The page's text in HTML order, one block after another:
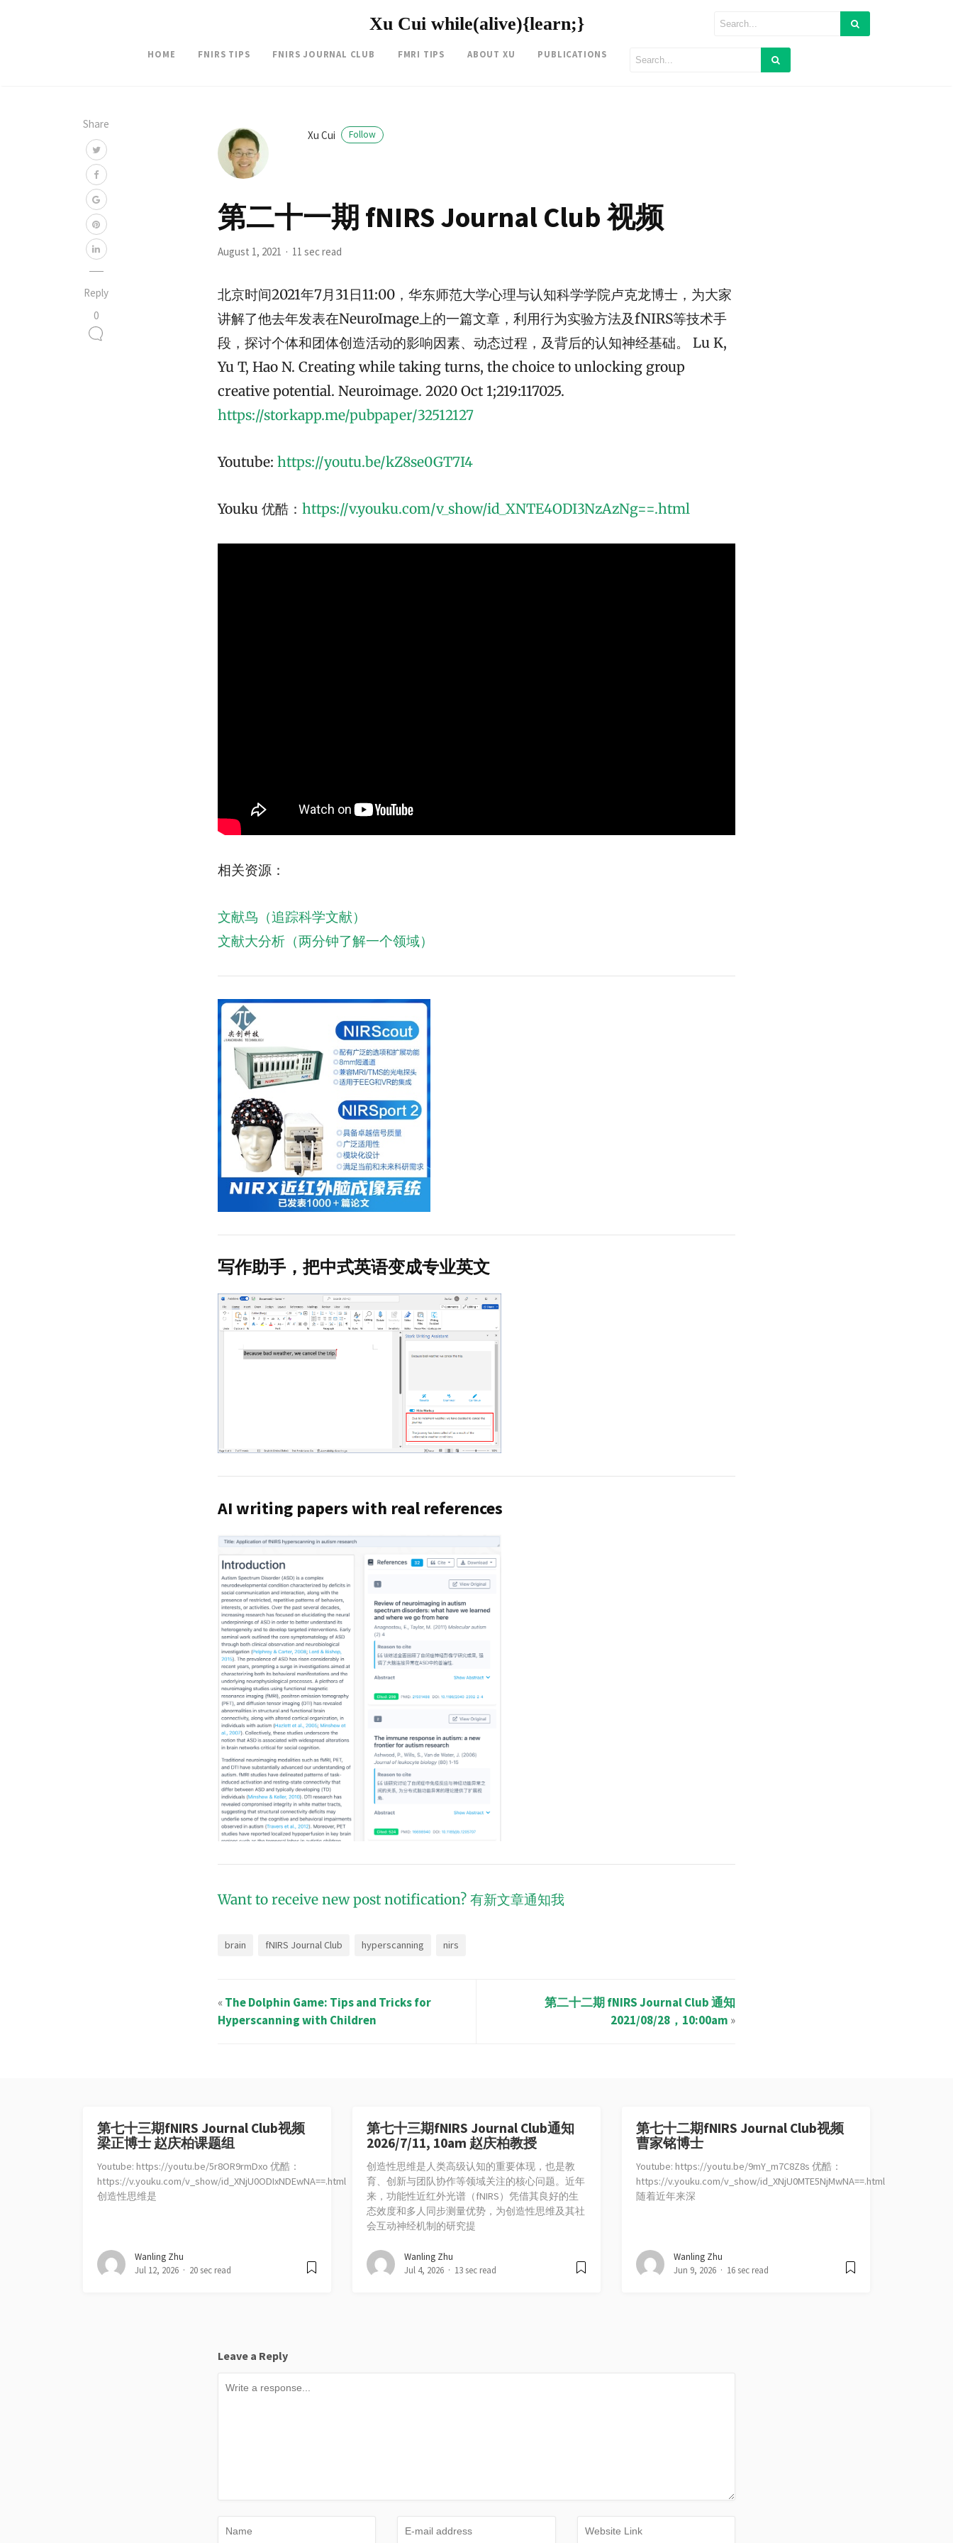
Xu Cui while(alive){learn;}
HOME FNIRS TIPS FNIRS JOURNAL CLUB FMRI TIPS ABOUT XU PUBLICATIONS
Share
Reply
0
Xu Cui Follow
第二十一期 fNIRS Journal Club 视频
August 1, 2021 11 sec read
北京时间2021年7月31日11:00，华东师范大学心理与认知科学学院卢克龙博士，为大家
讲解了他去年发表在NeuroImage上的一篇文章，利用行为实验方法及fNIRS等技术手
段，探讨个体和团体创造活动的影响因素、动态过程，及背后的认知神经基础。 Lu K,
Yu T, Hao N. Creating while taking turns, the choice to unlocking group
creative potential. Neuroimage. 2020 Oct 1;219:117025.
https://storkapp.me/pubpaper/32512127
Youtube: https://youtu.be/kZ8se0GT7I4
Youku 优酷： https://v.youku.com/v_show/id_XNTE4ODI3NzAzNg==.html
相关资源：
文献鸟（追踪科学文献）
文献大分析（两分钟了解一个领域）
写作助手，把中式英语变成专业英文
AI writing papers with real references
Want to receive new post notification? 有新文章通知我
brain fNIRS Journal Club hyperscanning nirs
«The Dolphin Game: Tips and Tricks for
Hyperscanning with Children
第二十二期 fNIRS Journal Club 通知
2021/08/28，10:00am »
第七十三期fNIRS Journal Club视频
梁正博士 赵庆柏课题组
Youtube: https://youtu.be/5r8OR9rmDxo 优酷：
https://v.youku.com/v_show/id_XNjU0ODIxNDEwNA==.html
创造性思维是
Wanling Zhu
Jul 12, 2026
20 sec read
第七十三期fNIRS Journal Club通知
2026/7/11, 10am 赵庆柏教授
创造性思维是人类高级认知的重要体现，也是教
育、创新与团队协作等领域关注的核心问题。近年
来，功能性近红外光谱（fNIRS）凭借其良好的生
态效度和多人同步测量优势，为创造性思维及其社
会互动神经机制的研究提
Wanling Zhu
Jul 4, 2026
13 sec read
第七十二期fNIRS Journal Club视频
曹家铭博士
Youtube: https://youtu.be/9mY_m7C8Z8s 优酷：
https://v.youku.com/v_show/id_XNjU0MTE5NjMwNA==.html
随着近年来深
Wanling Zhu
Jun 9, 2026
16 sec read
Leave a Reply